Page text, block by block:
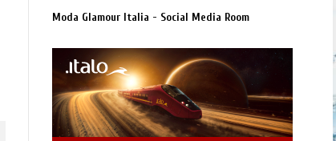
Moda Glamour Italia - Social Media Room